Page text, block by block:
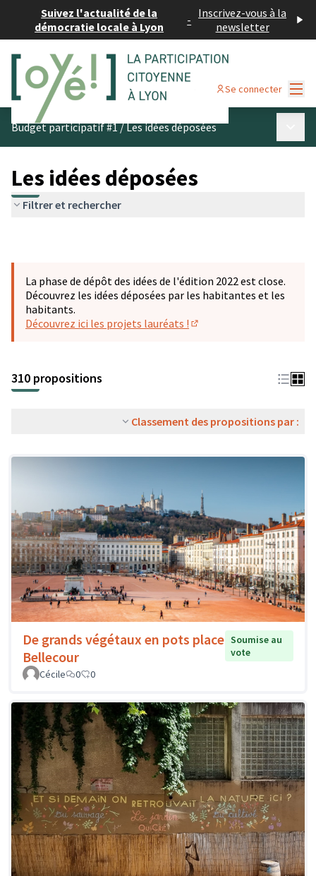
Suivez l'actualité de la
démocratie locale à Lyon
- Inscrivez-vous à la
newsletter
Se connecter
Budget participatif #1/Les idées déposées
Les idées déposées
Filtrer et rechercher
La phase de dépôt des idées de l'édition 2022 est close.
Découvrez les idées déposées par les habitantes et les
habitants.
Découvrez ici les projets lauréats !
310 propositions
Classement des propositions par :
De grands végétaux en pots place
Bellecour
Soumise au
vote
Cécile
0 0